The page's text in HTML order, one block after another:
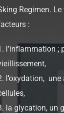
Regimen.
:
l’inflammation ;
l’oxydation,
la glycation, un